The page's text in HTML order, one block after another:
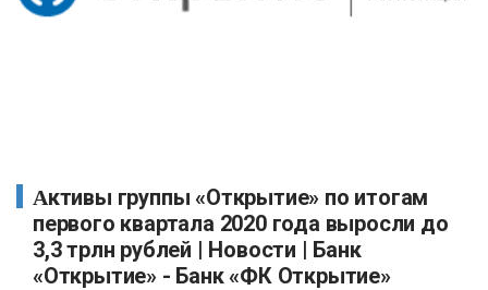
Активы группы «Открытие» по итогам
первого квартала 2020 года выросли до
3,3 трлн рублей | Новости | Банк
«Открытие» - Банк «ФК Открытие»